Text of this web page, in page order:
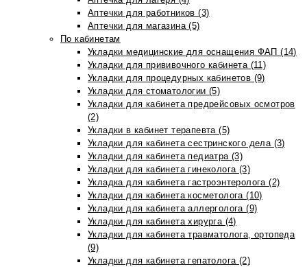
Аптечки для работников (3)
Аптечки для магазина (5)
По кабинетам
Укладки медицинские для оснащения ФАП (14)
Укладки для прививочного кабинета (11)
Укладки для процедурных кабинетов (9)
Укладки для стоматологии (5)
Укладки для кабинета предрейсовых осмотров
(2)
Укладки в кабинет терапевта (5)
Укладки для кабинета сестринского дела (3)
Укладки для кабинета педиатра (3)
Укладки для кабинета гинеколога (3)
Укладка для кабинета гастроэнтеролога (2)
Укладки для кабинета косметолога (10)
Укладки для кабинета аллерголога (9)
Укладки для кабинета хирурга (4)
Укладки для кабинета травматолога, ортопеда
(9)
Укладки для кабинета гепатолога (2)